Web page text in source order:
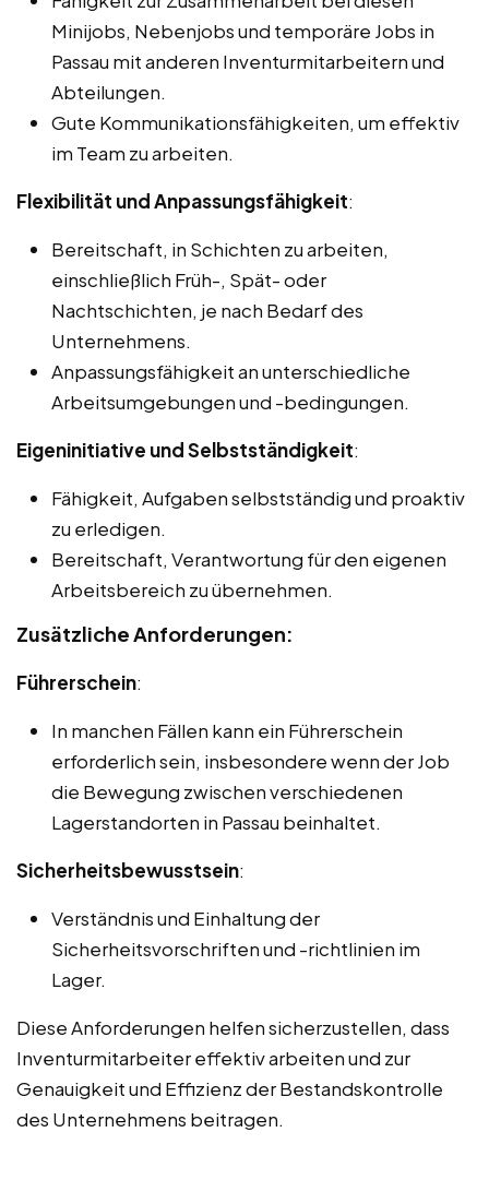
Minijobs, Nebenjobs und temporäre Jobs in
Passau mit anderen Inventurmitarbeitern und
Abteilungen.
Gute Kommunikationsfähigkeiten, um effektiv
im Team zu arbeiten.
Flexibilität und Anpassungsfähigkeit:
Bereitschaft, in Schichten zu arbeiten,
einschließlich Früh-, Spät- oder
Nachtschichten, je nach Bedarf des
Unternehmens.
Anpassungsfähigkeit an unterschiedliche
Arbeitsumgebungen und -bedingungen.
Eigeninitiative und Selbstständigkeit:
Fähigkeit, Aufgaben selbstständig und proaktiv
zu erledigen.
Bereitschaft, Verantwortung für den eigenen
Arbeitsbereich zu übernehmen.
Zusätzliche Anforderungen:
Führerschein:
In manchen Fällen kann ein Führerschein
erforderlich sein, insbesondere wenn der Job
die Bewegung zwischen verschiedenen
Lagerstandorten in Passau beinhaltet.
Sicherheitsbewusstsein:
Verständnis und Einhaltung der
Sicherheitsvorschriften und -richtlinien im
Lager.
Diese Anforderungen helfen sicherzustellen, dass
Inventurmitarbeiter effektiv arbeiten und zur
Genauigkeit und Effizienz der Bestandskontrolle
des Unternehmens beitragen.